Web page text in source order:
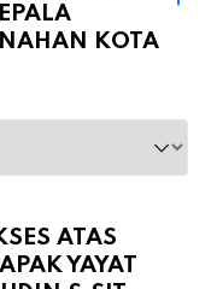
KOTA
ATAS
YAYAT